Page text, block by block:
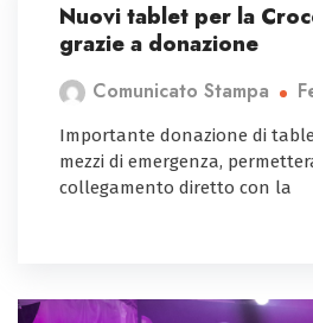
Nuovi tablet per la
grazie a donazione
Comunicato Stampa
Importante donazione di
mezzi di emergenza,
collegamento diretto con la